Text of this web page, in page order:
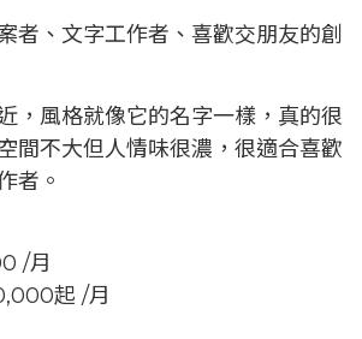
者、文字工作者、喜歡交朋友的創
，風格就像它的名字一樣，真的很
間不大但人情味很濃，很適合喜歡
者。
/月
起 /月